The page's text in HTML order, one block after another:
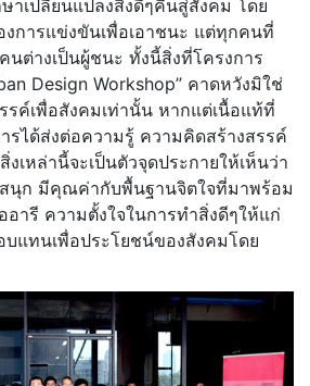
าเปลี่ยนแปลงสิ่งดีๆคืนสู่สังคม โดย
งการแข่งขันเพื่อเอาชนะ แต่ทุกคนที่
นต่างเป็นผู้ชนะ ทั้งนี้สิ่งที่โครงการ
Design Workshop” คาดหวังมิใช่
รค์เพื่อสังคมเท่านั้น หากแต่เนื้อแท้ที่
รได้ส่งต่อความรู้ ความคิดสร้างสรรค์
เหล่านี้จะเป็นตัวจุดประกายให้เห็นว่า
สนุก มีคุณค่ากับพื้นฐานจิตใจที่มาพร้อม
ารี ความตั้งใจในการทำสิ่งดีๆให้แก่
บแทนเพื่อประโยชน์ของสังคมโดย